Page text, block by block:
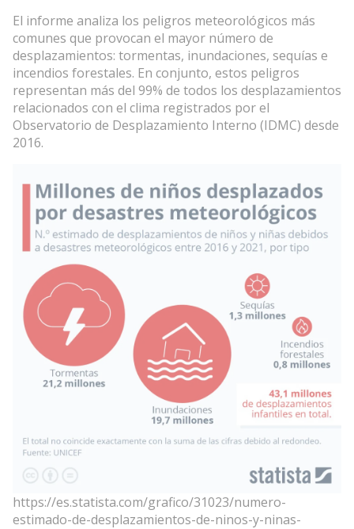
El informe analiza los peligros meteorológicos más
comunes que provocan el mayor número de
desplazamientos: tormentas, inundaciones, sequías e
incendios forestales. En conjunto, estos peligros
representan más del 99% de todos los desplazamientos
relacionados con el clima registrados por el
Observatorio de Desplazamiento Interno (IDMC) desde
2016.
https://es.statista.com/grafico/31023/numero-
estimado-de-desplazamientos-de-ninos-y-ninas-